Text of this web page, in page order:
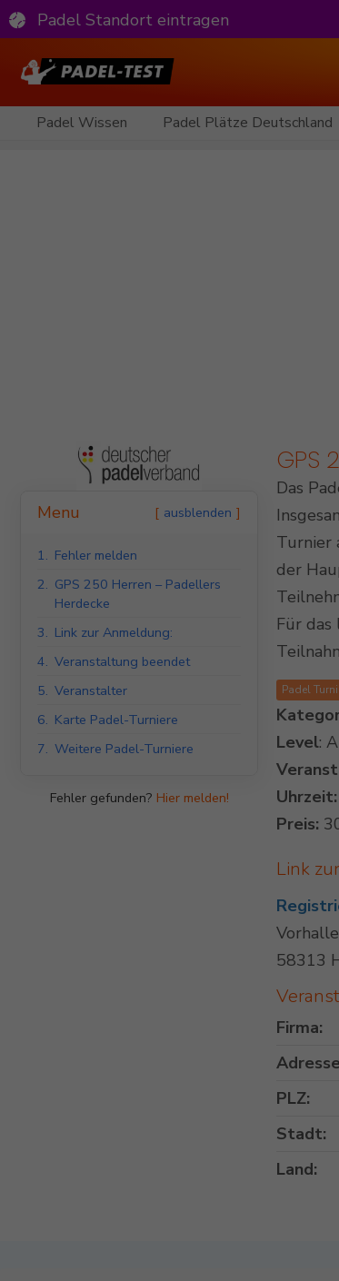
Padel Standort eintragen
Padel Wissen Padel Plätze Deutschland
Menu ausblenden
1. Fehler melden
2. GPS 250 Herren – Padellers
Herdecke
3. Link zur Anmeldung:
4. Veranstaltung beendet
5. Veranstalter
6. Karte Padel-Turniere
7. Weitere Padel-Turniere
Fehler gefunden? Hier melden!
GPS
Das
Turnier
der
Für
Padel
Level:
Uhrzeit:
Preis:
Link
58313
Firma:
PLZ:
Stadt:
Land:
Indoor